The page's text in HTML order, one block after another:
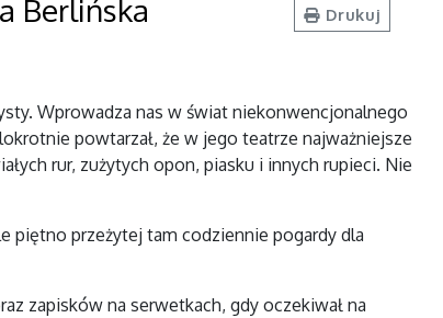
Berlińska Drukuj
Wprowadza nas w świat niekonwencjonalnego
powtarzał, że w jego teatrze najważniejsze
rur, zużytych opon, piasku i innych rupieci. Nie
przeżytej tam codziennie pogardy dla
zapisków na serwetkach, gdy oczekiwał na